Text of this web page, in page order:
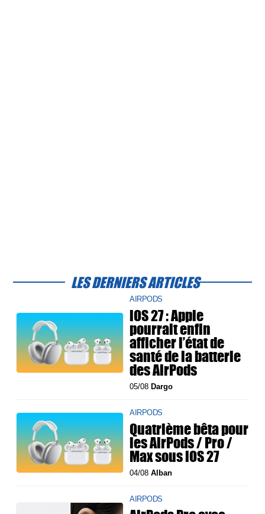
LES DERNIERS ARTICLES
AIRPODS
iOS 27 : Apple
pourrait enfin
afficher l’état de
santé de la batterie
des AirPods
05/08 Dargo
AIRPODS
Quatrième bêta pour
les AirPods / Pro /
Max sous iOS 27
04/08Alban
AIRPODS